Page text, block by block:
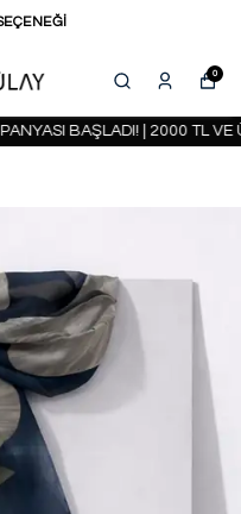
0
BAŞLADI! | 2000 TL VE